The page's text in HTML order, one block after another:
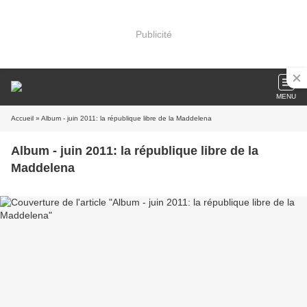
Publicité
MENU
Accueil » Album - juin 2011: la république libre de la Maddelena
Album - juin 2011: la république libre de la
Maddelena